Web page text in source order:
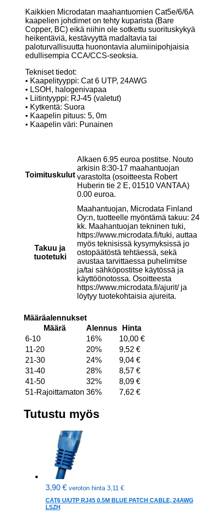
Kaikkien Microdatan maahantuomien Cat5e/6/6A
kaapelien johdimet on tehty kuparista (Bare
Copper, BC) eikä niihin ole sotkettu suorituskykyä
heikentäviä, kestävyyttä madaltavia tai
paloturvallisuutta huonontavia alumiinipohjaisia
edullisempia CCA/CCS-seoksia.
Tekniset tiedot:
• Kaapelityyppi: Cat 6 UTP, 24AWG
• LSOH, halogenivapaa
• Liitintyyppi: RJ-45 (valetut)
• Kytkentä: Suora
• Kaapelin pituus: 5, 0m
• Kaapelin väri: Punainen
Toimituskulut
Alkaen 6.95 euroa postitse. Nouto
arkisin 8:30-17 maahantuojan
varastolta (osoitteesta Robert
Huberin tie 2 E, 01510 VANTAA)
0.00 euroa.
Takuu ja
tuotetuki
Maahantuojan, Microdata Finland
Oy:n, tuotteelle myöntämä takuu: 24
kk. Maahantuojan tekninen tuki,
https://www.microdata.fi/tuki, auttaa
myös teknisissä kysymyksissä jo
ostopäätöstä tehtäessä, sekä
avustaa tarvittaessa puhelimitse
ja/tai sähköpostitse käytössä ja
käyttöönotossa. Osoitteesta
https://www.microdata.fi/ajurit/ ja
löytyy tuotekohtaisia ajureita.
Määräalennukset
Määrä
Alennus
Hinta
6-10
16% 10,00 €
11-20
20% 9,52 €
21-30
24% 9,04 €
31-40
28% 8,57 €
41-50
32% 8,09 €
51-Rajoittamaton 36% 7,62 €
Tutustu myös
3,90 € veroton hinta 3,11 €
CAT6 U/UTP RJ45 0.5M BLUE PATCH CABLE, 24AWG
LSZH